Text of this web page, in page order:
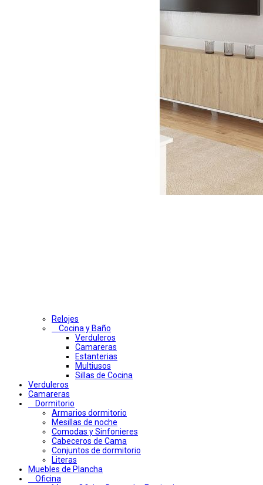
Relojes
Cocina y Baño
Verduleros
Camareras
Estanterias
Multiusos
Sillas de Cocina
Verduleros
Camareras
Dormitorio
Armarios dormitorio
Mesillas de noche
Comodas y Sinfonieres
Cabeceros de Cama
Conjuntos de dormitorio
Literas
Muebles de Plancha
Oficina